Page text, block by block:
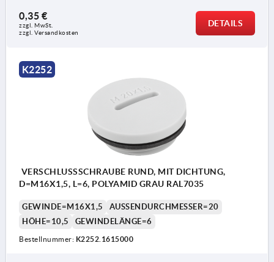
0,35 €
zzgl. MwSt.
zzgl. Versandkosten
DETAILS
K2252
VERSCHLUSSSCHRAUBE RUND, MIT DICHTUNG,
D=M16X1,5, L=6, POLYAMID GRAU RAL7035
GEWINDE=M16X1,5
AUSSENDURCHMESSER=20
HÖHE=10,5
GEWINDELÄNGE=6
Bestellnummer: K2252.1615000